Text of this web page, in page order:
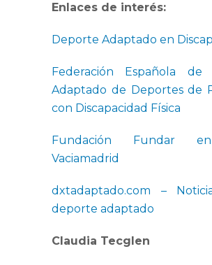
Enlaces de interés:
Deporte Adaptado en
Federación Española de
Adaptado de Deportes de
con Discapacidad Física
Fundación Fundar
Vaciamadrid
dxtadaptado.com –
deporte adaptado
Claudia Tecglen